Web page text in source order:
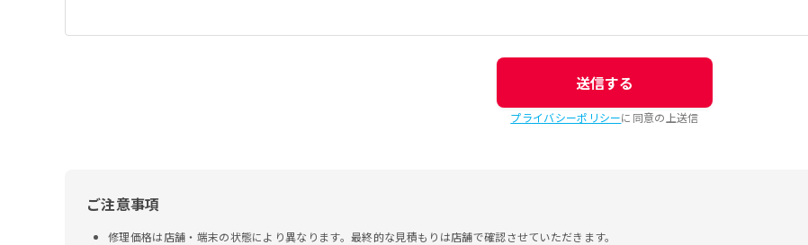
送信する
プライバシーポリシーに同意の上送信
ご注意事項
修理価格は店舗・端末の状態により異なります。最終的な見積もりは店舗で確認させていただきます。